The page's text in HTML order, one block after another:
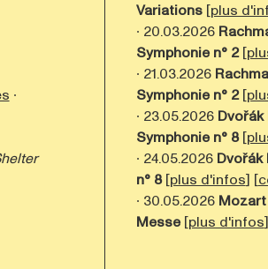
∙
Variations [plus
∙ 20.03.2026
Symphonie n° 2[
∙ 21.03.2026
Symphonie n° 2[
∙ 23.05.2026
Symphonie n° 8[
∙ 24.05.2026
n° 8[plus d'infos] [
∙ 30.05.2026
Messe[plus d'infos